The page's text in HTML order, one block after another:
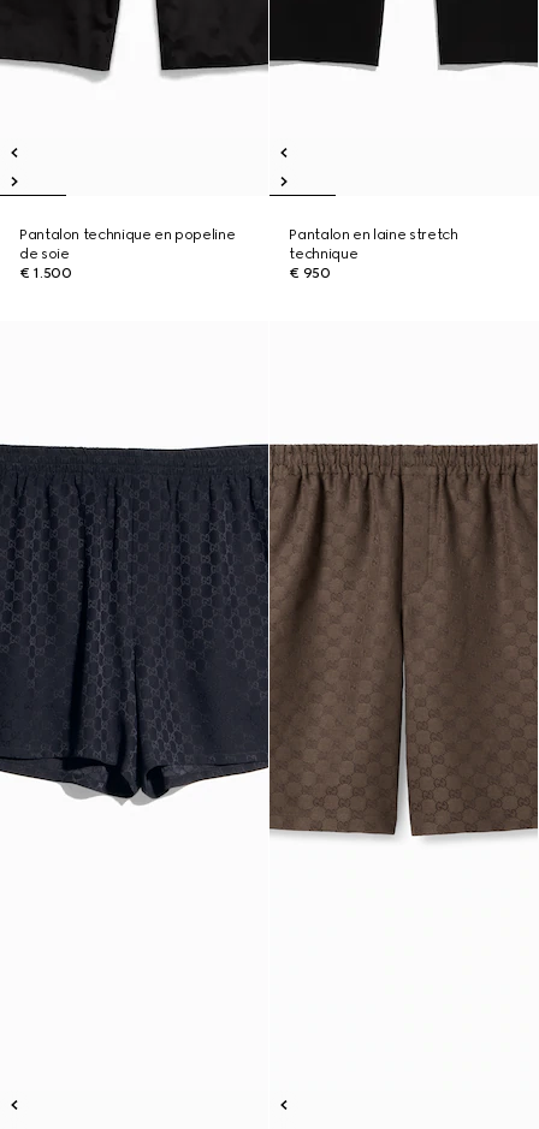
Pantalon technique en popeline
de soie
€ 1.500
Pantalon en laine stretch
technique
€ 950